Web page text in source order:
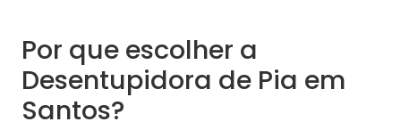
Por que escolher a
Desentupidora de Pia em
Santos?